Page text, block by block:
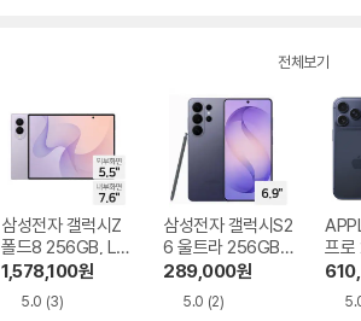
전체보기
삼성전자 갤럭시Z
폴드8 256GB, LG
U+ 기기변경 완납
1,578,100원
5.0 (3)
삼성전자 갤럭시S2
6 울트라 256GB,
LG U+ 번호이동 완
289,000원
5.0 (2)
프로
+ 번